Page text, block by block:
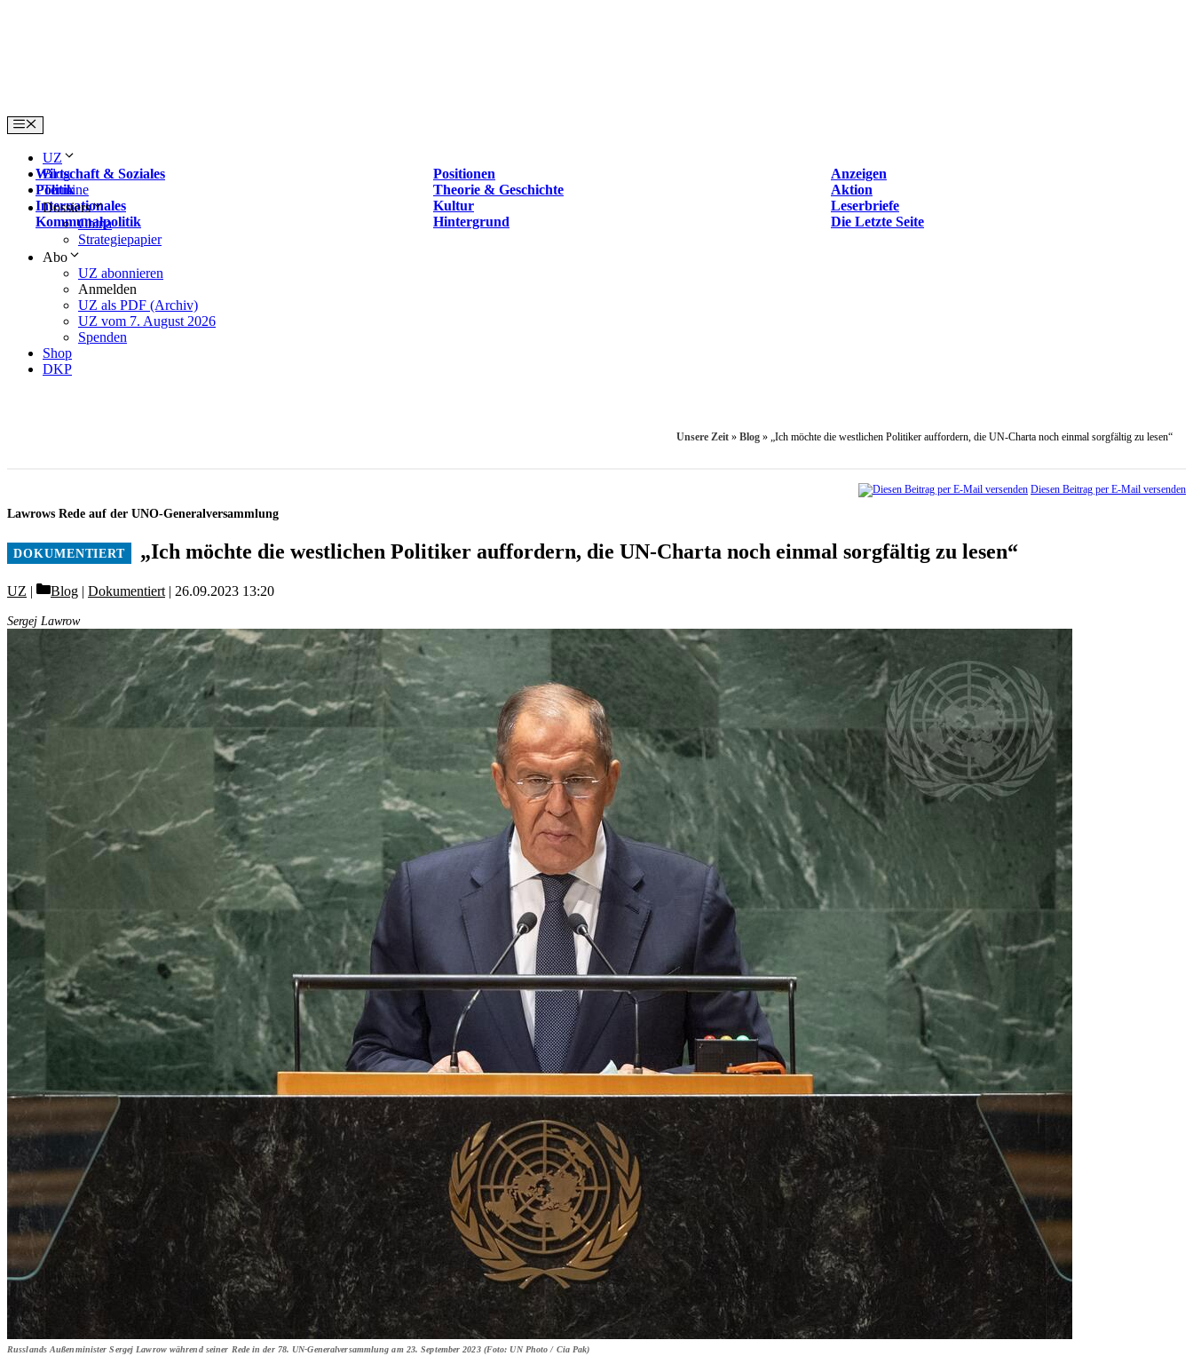
Menu
UZ
Wirtschaft & Soziales
Positionen
Anzeigen
Politik
Theorie & Geschichte
Aktion
Internationales
Kultur
Leserbriefe
Kommunalpolitik
Hintergrund Die Letzte Seite
Blog
Termine
Dossiers
China
Strategiepapier
Abo
UZ abonnieren
Anmelden
UZ als PDF (Archiv)
UZ vom 7. August 2026
Spenden
Shop
DKP
Unsere Zeit » Blog » „Ich möchte die westlichen Politiker auffordern, die UN-Charta noch einmal sorgfältig zu lesen“
Diesen Beitrag per E-Mail versenden
Lawrows Rede auf der UNO-Generalversammlung
„Ich möchte die westlichen Politiker auffordern, die UN-Charta noch einmal sorgfältig zu lesen“
UZ Categories
Blog | Dokumentiert 26.09.2023 13:20
Sergej Lawrow
Russlands Außenminister Sergej Lawrow während seiner Rede in der 78. UN-Generalversammlung am 23. September 2023 (Foto: UN Photo / Cia Pak)